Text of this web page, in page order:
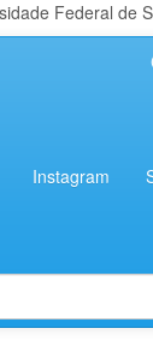
Federal de
Instagram